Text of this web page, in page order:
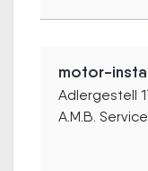
motor-
Adlergestell
A.M.B.